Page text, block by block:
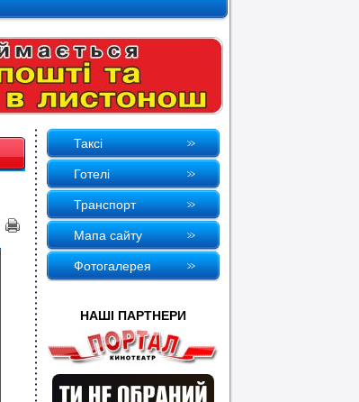
Таксi
Готелi
Транспорт
Мапа сайту
Фотогалерея
НАШI ПАРТНЕРИ